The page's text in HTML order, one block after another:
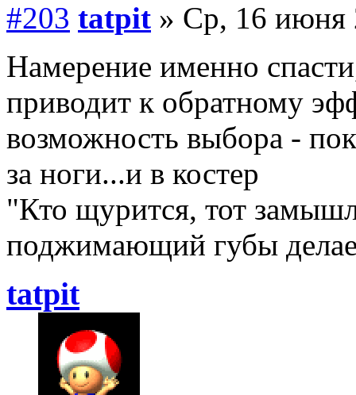
#203 tatpit » Ср, 16 июня
Намерение именно
приводит к обратному
возможность выбора -
за ноги...и в костер
"Кто щурится, тот
поджимающий губы
tatpit